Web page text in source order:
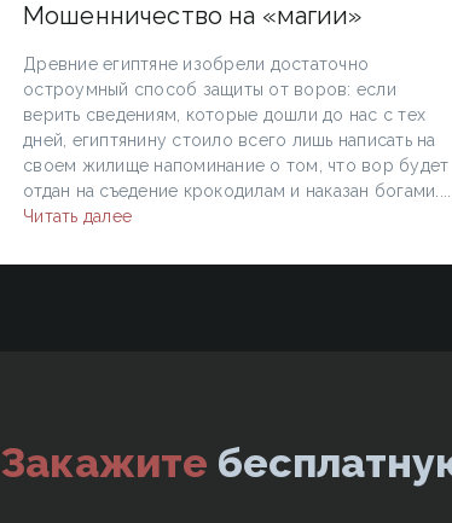
Мошенничество на «магии»
Древние египтяне изобрели достаточно
остроумный способ защиты от воров: если
верить сведениям, которые дошли до нас с тех
дней, египтянину стоило всего лишь написать на
своем жилище напоминание о том, что вор будет
отдан на съедение крокодилам и наказан богами....
Читать далее
Закажите